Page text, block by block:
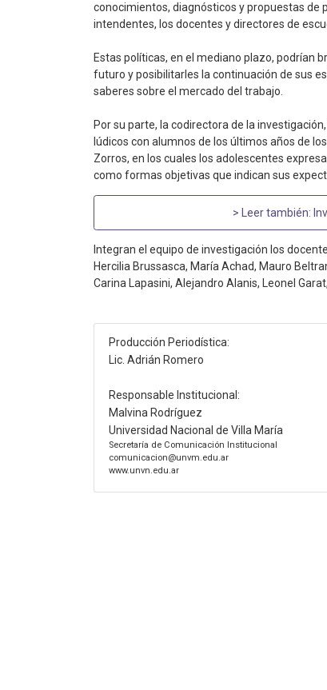
conocimientos, diagnósticos y propuestas de
intendentes, los docentes y directores de
Estas políticas, en el mediano plazo, podrían
futuro y posibilitarles la continuación de sus
saberes sobre el mercado del trabajo.
Por su parte, la codirectora de la
lúdicos con alumnos de los últimos años de
Zorros, en los cuales los adolescentes
como formas objetivas que indican sus
> Leer también:
Integran el equipo de investigación los
Hercilia Brussasca, María Achad, Mauro
Carina Lapasini, Alejandro Alanis, Leonel
Producción Periodística:
Lic. Adrián Romero
Responsable Institucional:
Malvina Rodríguez
Universidad Nacional de Villa María
Secretaría de Comunicación Institucional
comunicacion@unvm.edu.ar
www.unvn.edu.ar